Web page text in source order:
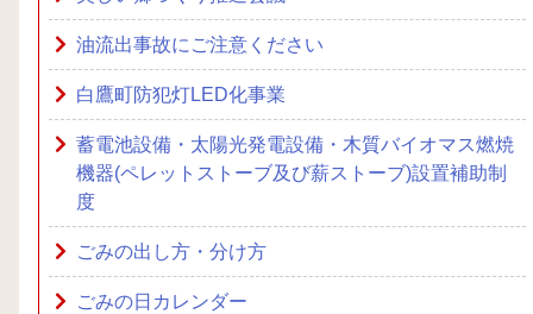
油流出事故にご注意ください
白鷹町防犯灯LED化事業
蓄電池設備・太陽光発電設備・木質バイオマス燃焼
機器(ペレットストーブ及び薪ストーブ)設置補助制
度
ごみの出し方・分け方
ごみの日カレンダー